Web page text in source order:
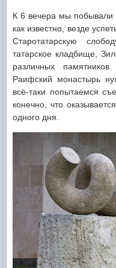
К 6 вечера мы побывали
как известно, везде
Старотатарскую
татарское кладбище,
различных
Раифский монастырь
всё-таки попытаемся
конечно, что
одного дня.